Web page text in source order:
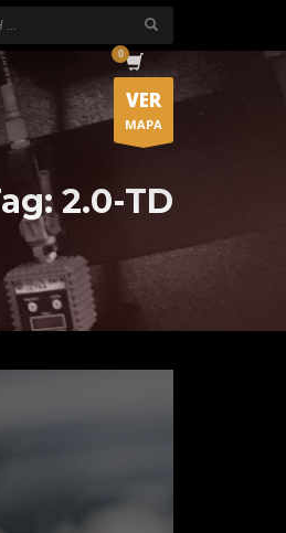
VER
MAPA
2.0-TD